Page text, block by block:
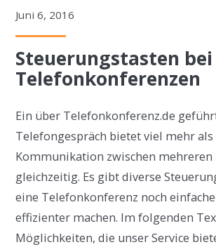
Juni 6, 2016
Steuerungstasten bei
Telefonkonferenzen
Ein über Telefonkonferenz.de
Telefongespräch bietet viel mehr
Kommunikation zwischen mehreren
gleichzeitig. Es gibt diverse
eine Telefonkonferenz noch
effizienter machen. Im folgenden
Möglichkeiten, die unser Service